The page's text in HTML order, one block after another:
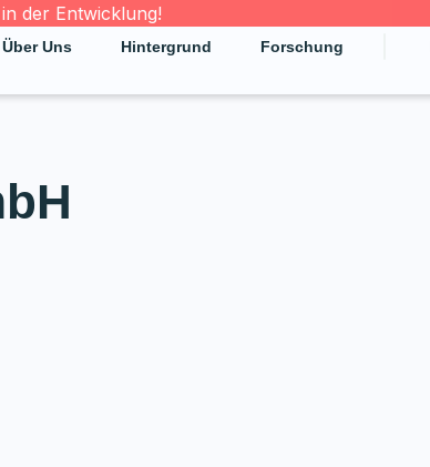
Über Uns Hintergrund Forschung
der Entwicklung!